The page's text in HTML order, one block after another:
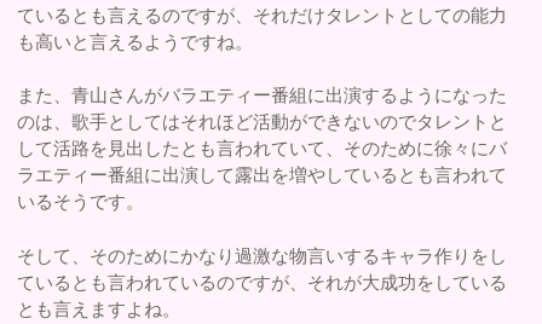
ているとも言えるのですが、それだけタレントとしての能力
も高いと言えるようですね。
また、青山さんがバラエティー番組に出演するようになった
のは、歌手としてはそれほど活動ができないのでタレントと
して活路を見出したとも言われていて、そのために徐々にバ
ラエティー番組に出演して露出を増やしているとも言われて
いるそうです。
そして、そのためにかなり過激な物言いするキャラ作りをし
ているとも言われているのですが、それが大成功をしている
とも言えますよね。